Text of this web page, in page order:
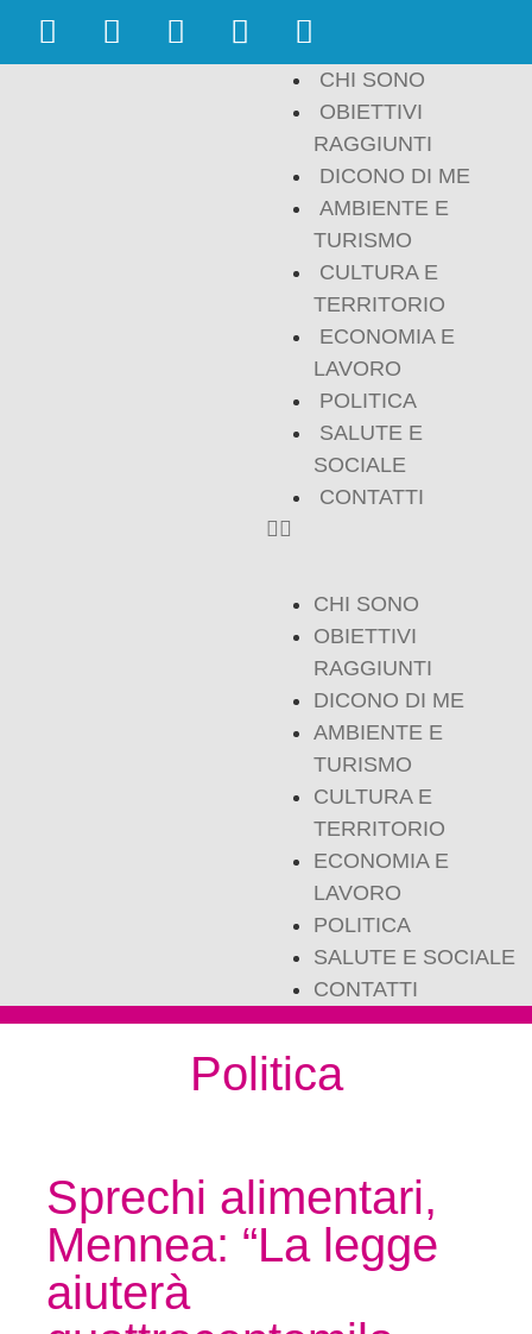
CHI SONO
OBIETTIVI
RAGGIUNTI
DICONO DI ME
AMBIENTE E
TURISMO
CULTURA E
TERRITORIO
ECONOMIA E
LAVORO
POLITICA
SALUTE E
SOCIALE
CONTATTI
CHI SONO
OBIETTIVI
RAGGIUNTI
DICONO DI ME
AMBIENTE E
TURISMO
CULTURA E
TERRITORIO
ECONOMIA E
LAVORO
POLITICA
SALUTE E SOCIALE
CONTATTI
Politica
Sprechi alimentari,
Mennea: “La legge
aiuterà